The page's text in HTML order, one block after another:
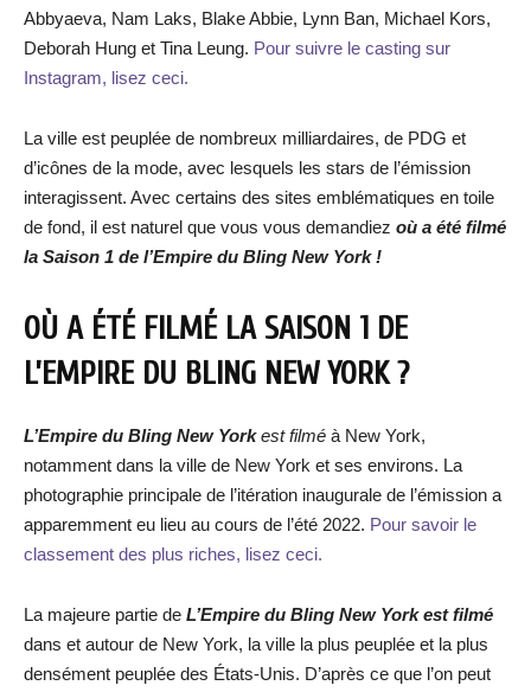
Abbyaeva, Nam Laks, Blake Abbie, Lynn Ban, Michael Kors,
Deborah Hung et Tina Leung. Pour suivre le casting sur
Instagram, lisez ceci.
La ville est peuplée de nombreux milliardaires, de PDG et
d’icônes de la mode, avec lesquels les stars de l’émission
interagissent. Avec certains des sites emblématiques en toile
de fond, il est naturel que vous vous demandiez où a été filmé
la Saison 1 de l’Empire du Bling New York !
OÙ A ÉTÉ FILMÉ LA SAISON 1 DE
L’EMPIRE DU BLING NEW YORK ?
L’Empire du Bling New York est filmé à New York,
notamment dans la ville de New York et ses environs. La
photographie principale de l’itération inaugurale de l’émission a
apparemment eu lieu au cours de l’été 2022. Pour savoir le
classement des plus riches, lisez ceci.
La majeure partie de L’Empire du Bling New York est filmé
dans et autour de New York, la ville la plus peuplée et la plus
densément peuplée des États-Unis. D’après ce que l’on peut